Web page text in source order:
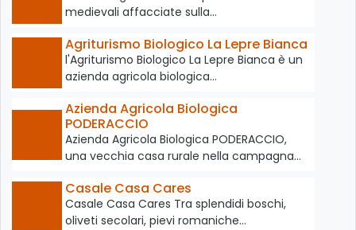
medievali affacciate sulla…
Agriturismo Biologico La Lepre Bianca
l'Agriturismo Biologico La Lepre Bianca è un
azienda agricola biologica…
Azienda Agricola Biologica
PODERACCIO
Azienda Agricola Biologica PODERACCIO,
una vecchia casa rurale nella campagna…
Casale Casa Cares
Casale Casa Cares Tra splendidi boschi,
oliveti secolari, pievi romaniche…